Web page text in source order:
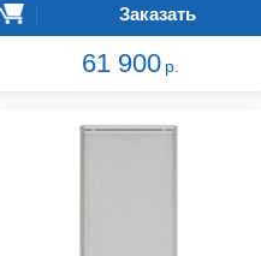
Заказать
61 900 р.